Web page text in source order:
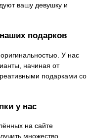
вашу девушку и
подарков
У нас
начиная от
подарками со
у нас
на сайте
множество